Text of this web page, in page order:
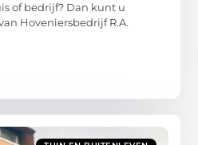
of bedrijf? Dan kunt u
Hoveniersbedrijf R.A.